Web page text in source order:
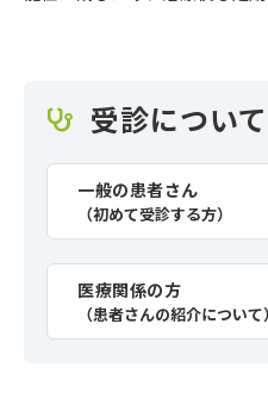
受診について
一般の患者さん
（初めて受診する方）
医療関係の方
（患者さんの紹介について）